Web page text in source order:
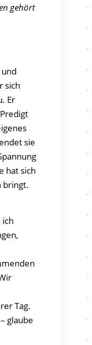
gehört
sich
Er
sie
hat sich
bringt.
Tag.
glaube